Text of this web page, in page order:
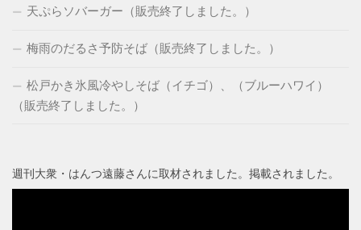
天ぷらソバーガー（販売終了しました。）
梅雨のだるさ予防そば（販売終了しました。）
松戸かき氷風冷やしそば（イチゴ）、（ブルーハワイ）
（販売終了しました。）
週刊大衆・はんつ遠藤さんに取材されました。掲載されました。